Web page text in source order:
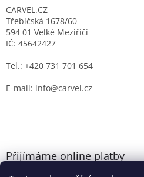
CARVEL.CZ
Třebíčská 1678/60
594 01 Velké Meziříčí
IČ: 45642427
Tel.: +420 731 701 654
E-mail: info@carvel.cz
Přijímáme online platby